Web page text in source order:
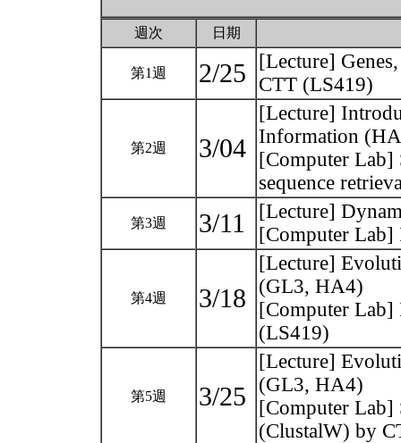
週次 日期
第1週 2/25
[Lecture]
CTT (LS419)
第2週 3/04
[Lecture]
Information
[Computer Lab]
sequence
第3週 3/11
[Lecture]
[Computer
第4週 3/18
[Lecture]
(GL3, HA4)
[Computer Lab]
(LS419)
第5週 3/25
[Lecture]
(GL3, HA4)
[Computer Lab]
(ClustalW) by